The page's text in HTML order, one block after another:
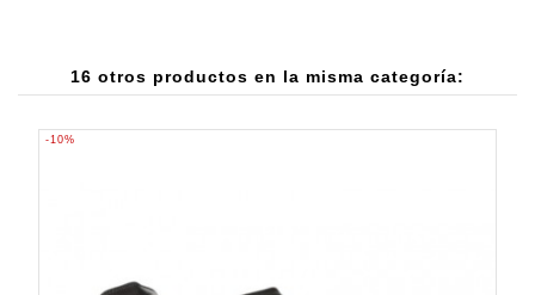
16 otros productos en la misma categoría:
-10%